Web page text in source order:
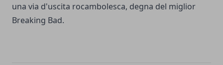
una via d'uscita rocambolesca, degna del miglior
Breaking Bad.